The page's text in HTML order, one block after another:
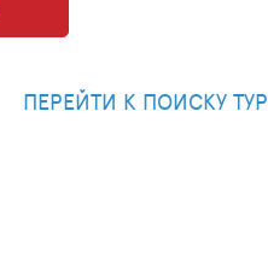
ПЕРЕЙТИ К ПОИСКУ